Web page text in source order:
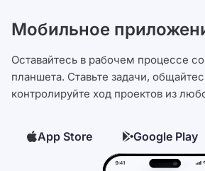
Мобильное
Оставайтесь в рабочем процессе
планшета. Ставьте задачи,
контролируйте ход проектов из
App Store Google Play